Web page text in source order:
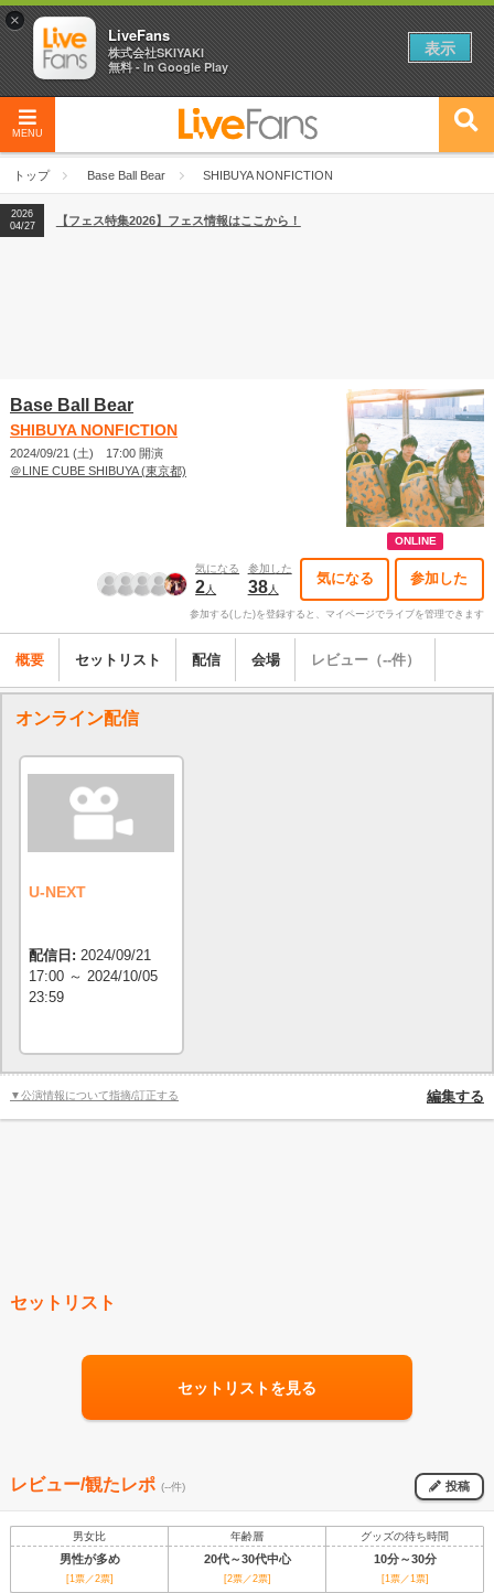
MENU
トップ Base Ball Bear SHIBUYA NONFICTION
2026
04/27
2026
【ライブ動員ランキング】2026年上半期編発表！
2026
04/27
【フェス特集2026】フェス情報はここから！
ONLINE
Base Ball Bear
SHIBUYA NONFICTION
2024/09/21 (土) 17:00 開演
＠LINE CUBE SHIBUYA (東京都)
気になる
2人
参加した
38人
気になる 参加した
参加する(した)を登録すると、マイページでライブを管理できます
概要 セットリスト 配信 会場 レビュー（--件）
オンライン配信
U-NEXT
配信日: 2024/09/21
17:00 ～ 2024/10/05
23:59
▼公演情報について指摘/訂正する 編集する
セットリスト
セットリストを見る
レビュー/観たレポ (--件) 投稿
男女比 年齢層 グッズの待ち時間
男性が多め 20代～30代中心 10分～30分
[1票／2票] [2票／2票] [1票／1票]
×
LiveFans
株式会社SKIYAKI
無料 - In Google Play
表示